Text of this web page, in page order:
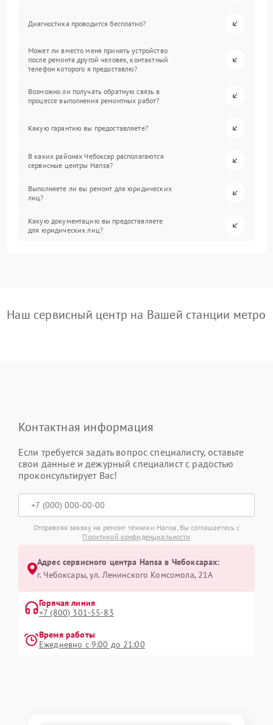
Диагностика проводится бесплатно?
Может ли вместо меня принять устройство
после ремонта другой человек, контактный
телефон которого я предоставлю?
Возможно ли получать обратную связь в
процессе выполнения ремонтных работ?
Какую гарантию вы предоставляете?
В каких районах Чебоксар располагаются
сервисные центры Hansa?
Выполняете ли вы ремонт для юридических
лиц?
Какую документацию вы предоставляете
для юридических лиц?
Наш сервисный центр на Вашей станции метро
Контактная информация
Если требуется задать вопрос специалисту, оставьте
свои данные и дежурный специалист с радостью
проконсультирует Вас!
Отправляя заявку на ремонт техники Hansa, Вы соглашаетесь с
Политикой конфиденциальности
Адрес сервисного центра Hansa в Чебоксарах:
г. Чебоксары, ул. Ленинского Комсомола, 21А
Горячая линия
+7 (800) 301-55-83
Время работы
Ежедневно с 9:00 до 21:00